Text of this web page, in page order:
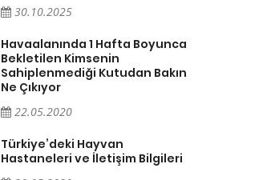
30.10.2025
Havaalanında 1 Hafta Boyunca
Bekletilen Kimsenin
Sahiplenmediği Kutudan Bakın
Ne Çıkıyor
22.05.2020
Türkiye’deki Hayvan
Hastaneleri ve İletişim Bilgileri